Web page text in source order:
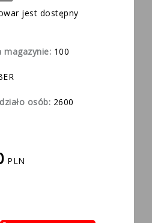
jest dostępny
magazynie: 100
osób: 2600
PLN